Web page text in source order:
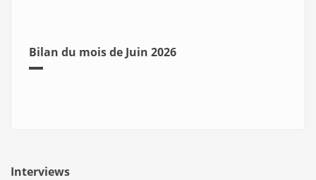
Bilan du mois de Juin 2026
Interviews